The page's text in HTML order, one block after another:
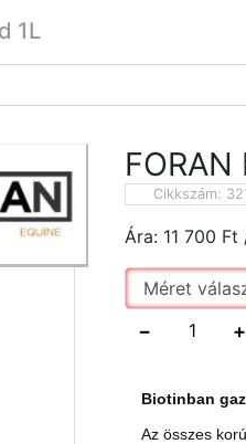
1L
FORAN
Cikkszám:
Ára: 11 700 Ft
− +
Biotinban
Az összes